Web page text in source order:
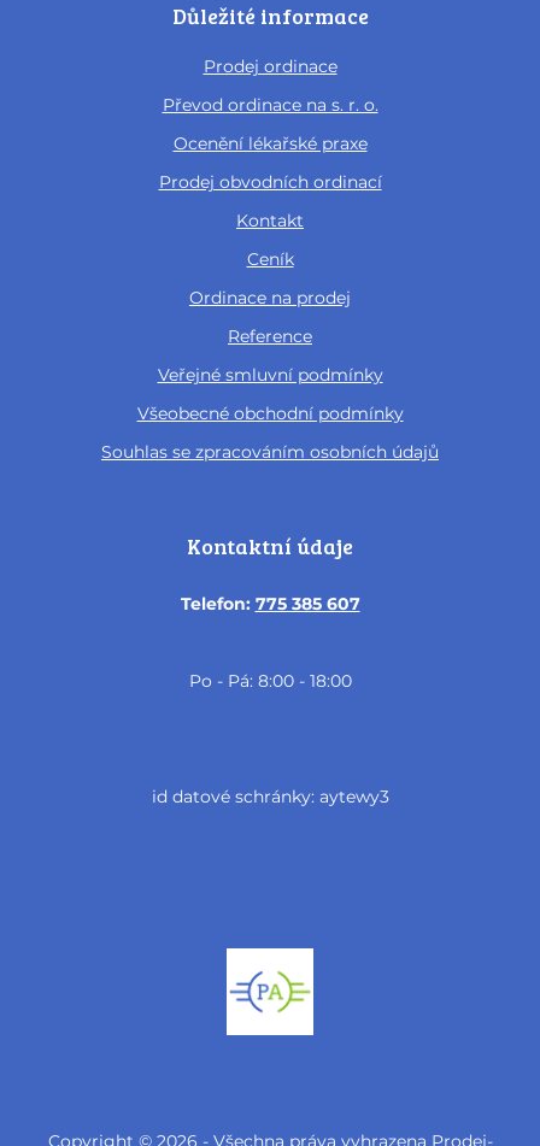
Důležité informace
Prodej ordinace
Převod ordinace na s. r. o.
Ocenění lékařské praxe
Prodej obvodních ordinací
Kontakt
Ceník
Ordinace na prodej
Reference
Veřejné smluvní podmínky
Všeobecné obchodní podmínky
Souhlas se zpracováním osobních údajů
Kontaktní údaje
Telefon: 775 385 607
Po - Pá: 8:00 - 18:00
id datové schránky: aytewy3
Copyright © 2026 - Všechna práva vyhrazena Prodej-